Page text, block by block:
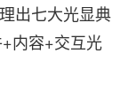
出七大光显典
内容+交互光